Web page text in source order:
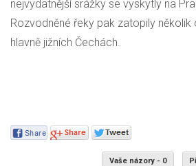
nejvydatnější srážky se vyskytly na
Rozvodněné řeky pak zatopily několik
hlavně jižních Čechách.
Vaše názory - 0